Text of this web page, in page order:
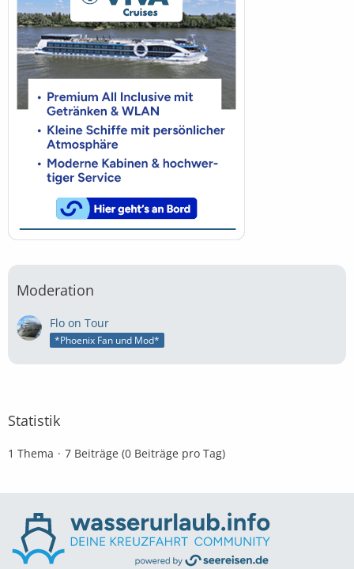
Moderation
Flo on Tour
*Phoenix Fan und Mod*
Statistik
1 Thema 7 Beiträge (0 Beiträge pro Tag)